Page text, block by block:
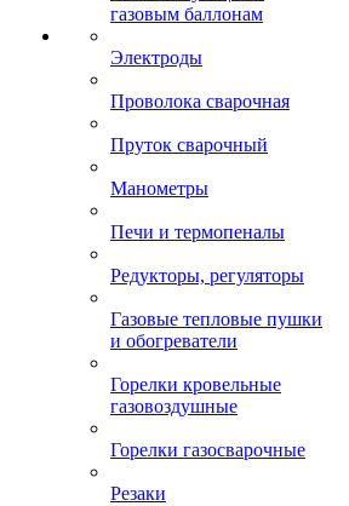
газовым баллонам
Электроды
Проволока сварочная
Пруток сварочный
Манометры
Печи и термопеналы
Редукторы, регуляторы
Газовые тепловые пушки
и обогреватели
Горелки кровельные
газовоздушные
Горелки газосварочные
Резаки